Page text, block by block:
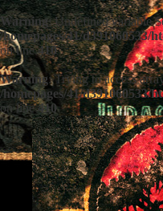
Warning: Undefined variable
/homepages/41/d391060533/
on line410
Warning: Trying to access
/homepages/41/d391060533/
on line410